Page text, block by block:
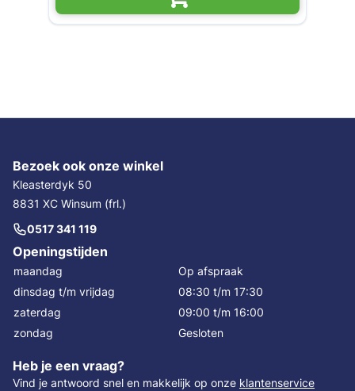
Bezoek ook onze winkel
Kleasterdyk 50
8831 XC Winsum (frl.)
0517 341 119
Openingstijden
maandag
Op afspraak
dinsdag t/m vrijdag
08:30 t/m 17:30
zaterdag
09:00 t/m 16:00
zondag
Gesloten
Heb je een vraag?
Vind je antwoord snel en makkelijk op onze klantenservice